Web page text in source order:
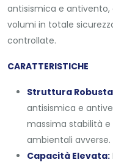
antisismica e
volumi in totale
controllate.
CARATTERISTICHE
Struttura
antisismica e
massima stabilità e
ambientali avverse.
Capacità Elevata: